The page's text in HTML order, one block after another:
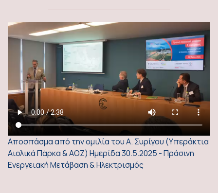
Αποσπάσμα από την ομιλία του Α. Συρίγου (Υπεράκτια
Αιολικά Πάρκα & ΑΟΖ) Ημερίδα 30.5.2025 - Πράσινη
Ενεργειακή Μετάβαση & Ηλεκτρισμός